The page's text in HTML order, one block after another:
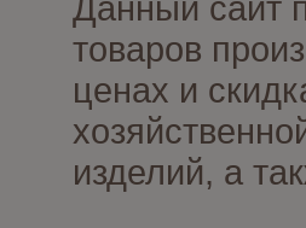
товаров
ценах и
изделий, а